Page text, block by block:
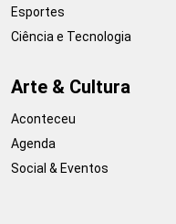
Esportes
Ciência e Tecnologia
Arte & Cultura
Aconteceu
Agenda
Social & Eventos